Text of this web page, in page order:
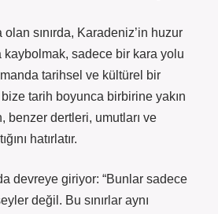
sınırda, Karadeniz’in huzur
kaybolmak, sadece bir kara yolu
tarihsel ve kültürel bir
bize tarih boyunca birbirine yakın
benzer dertleri, umutları ve
hatırlatır.
devreye giriyor: “Bunlar sadece
değil. Bu sınırlar aynı